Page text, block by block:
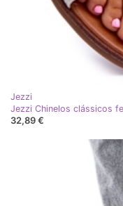
Jezzi
Jezzi Chinelos clássicos
32,89 €